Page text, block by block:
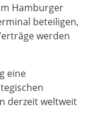
Hamburger
beteiligen,
werden
eine
derzeit weltweit